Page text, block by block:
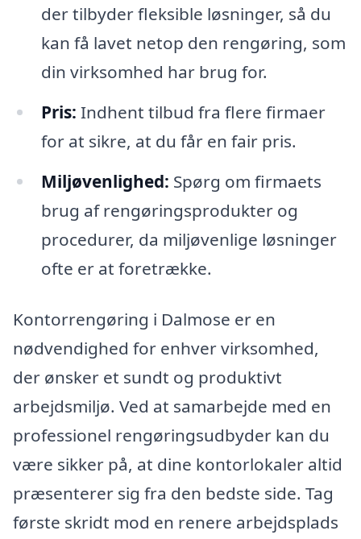
der tilbyder fleksible løsninger, så du
kan få lavet netop den rengøring, som
din virksomhed har brug for.
Pris: Indhent tilbud fra flere firmaer
for at sikre, at du får en fair pris.
Miljøvenlighed: Spørg om firmaets
brug af rengøringsprodukter og
procedurer, da miljøvenlige løsninger
ofte er at foretrække.
Kontorrengøring i Dalmose er en
nødvendighed for enhver virksomhed,
der ønsker et sundt og produktivt
arbejdsmiljø. Ved at samarbejde med en
professionel rengøringsudbyder kan du
være sikker på, at dine kontorlokaler altid
præsenterer sig fra den bedste side. Tag
første skridt mod en renere arbejdsplads